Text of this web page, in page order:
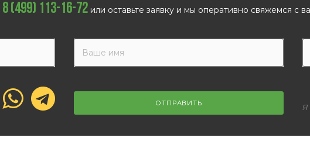
8 (499) 113-16-72 или оставьте заявку и мы оперативно свяжемся с
ОТПРАВИТЬ Я